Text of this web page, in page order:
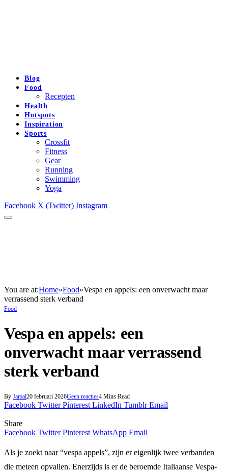
Blog
Food
Recepten
Health
Hotspots
Inspiration
Sports
Crossfit
Fitness
Gear
Running
Swimming
Yoga
Facebook X (Twitter) Instagram
You are at:Home»Food»Vespa en appels: een onverwacht maar
verrassend sterk verband
Food
Vespa en appels: een
onverwacht maar verrassend
sterk verband
By Jamal20 februari 2026Geen reacties4 Mins Read
Facebook Twitter Pinterest LinkedIn Tumblr Email
Share
Facebook Twitter Pinterest WhatsApp Email
Als je zoekt naar “vespa appels”, zijn er eigenlijk twee verbanden
die meteen opvallen. Enerzijds is er de beroemde Italiaanse Vespa-